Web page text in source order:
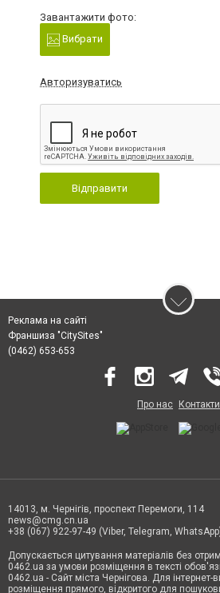
Завантажити фото:
Вибрати
Авторизуватись
Відправити
Реклама на сайті
Франшиза "CitySites"
(0462) 653-653
Про нас Контакти
14013, м. Чернігів, проспект Перемоги, 114
news@cmg.cn.ua
+38 (067) 922-97-49 (Viber, Telegram,
Допускається цитування матеріалів без
0462.ua за умови розміщення в тексті
0462.ua - Сайт міста Чернігова. Для
розміщення прямого, відкритого для